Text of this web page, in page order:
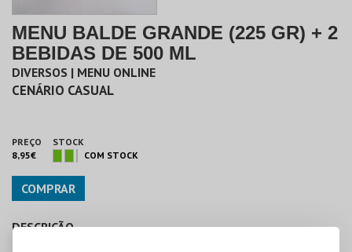
MENU BALDE GRANDE (225 GR) + 2
BEBIDAS DE 500 ML
DIVERSOS | MENU ONLINE
CENÁRIO CASUAL
PREÇO
8,95€
STOCK
COM STOCK
COMPRAR
DESCRIÇÃO